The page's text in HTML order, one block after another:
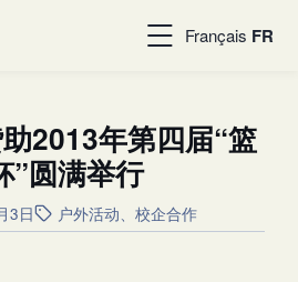
Français FR
2013年第四届“篮
”圆满举行
3日 户外活动 、校企合作